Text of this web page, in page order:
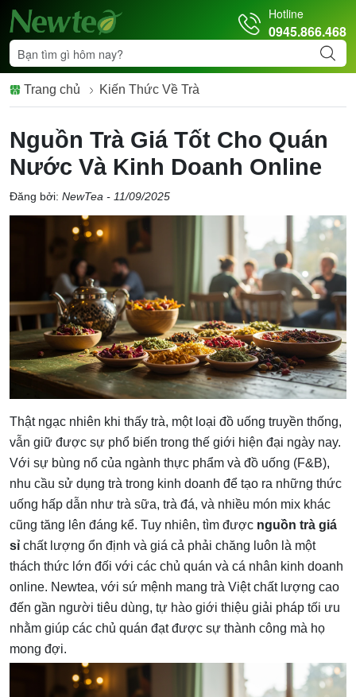
Hotline
0945.866.468
Trang chủ Kiến Thức Về Trà
Nguồn Trà Giá Tốt Cho Quán
Nước Và Kinh Doanh Online
Đăng bởi: NewTea - 11/09/2025
Thật ngạc nhiên khi thấy trà, một loại đồ uống truyền thống,
vẫn giữ được sự phổ biến trong thế giới hiện đại ngày nay.
Với sự bùng nổ của ngành thực phẩm và đồ uống (F&B),
nhu cầu sử dụng trà trong kinh doanh để tạo ra những thức
uống hấp dẫn như trà sữa, trà đá, và nhiều món mix khác
cũng tăng lên đáng kể. Tuy nhiên, tìm được nguồn trà giá
sỉ chất lượng ổn định và giá cả phải chăng luôn là một
thách thức lớn đối với các chủ quán và cá nhân kinh doanh
online. Newtea, với sứ mệnh mang trà Việt chất lượng cao
đến gần người tiêu dùng, tự hào giới thiệu giải pháp tối ưu
nhằm giúp các chủ quán đạt được sự thành công mà họ
mong đợi.